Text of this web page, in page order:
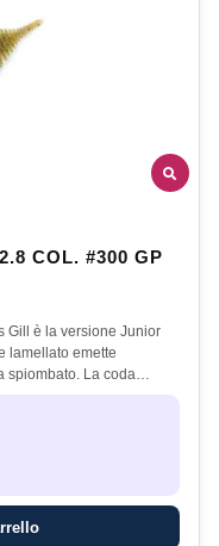
COL. #300 GP
Gill è la versione Junior
lamellato emette
spiombato. La coda…